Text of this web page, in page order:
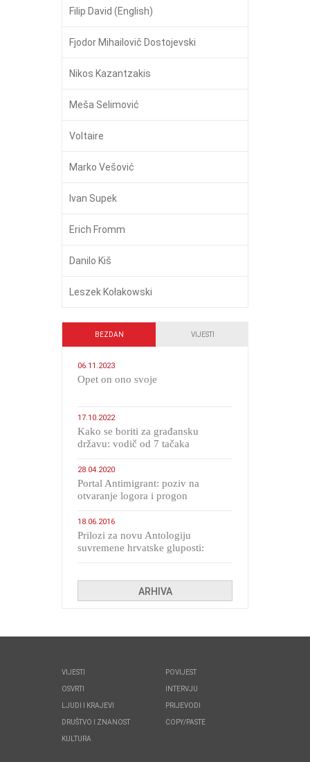
Filip David (English)
Fjodor Mihailovič Dostojevski
Nikos Kazantzakis
Meša Selimović
Voltaire
Marko Vešović
Ivan Supek
Erich Fromm
Danilo Kiš
Leszek Kołakowski
BEZDAN VIJESTI
06.11.2023
​Opet on ono svoje
17.10.2022
Kako se boriti za građansku
državu: vodič od 7 tačaka
28.04.2020
Portal Antimigrant: poziv na
otvaranje logora i progon
18.06.2016
Prilozi za novu Antologiju
suvremene hrvatske gluposti:
ARHIVA
VIJESTI
OSVRTI
LJUDI I KRAJEVI
DRUŠTVO I ZNANOST
KULTURA
POVIJEST
INTERVJU
PRIJEVODI
COPY/PASTE